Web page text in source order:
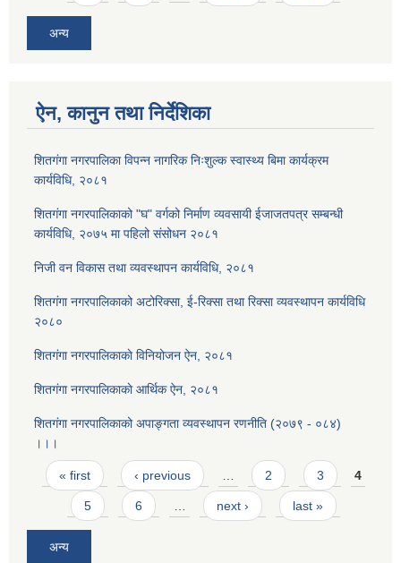
अन्य
ऐन, कानुन तथा निर्देशिका
शितगंगा नगरपालिका विपन्न नागरिक निःशुल्क स्वास्थ्य बिमा कार्यक्रम
कार्यविधि, २०८१
शितगंगा नगरपालिकाको "घ" वर्गको निर्माण व्यवसायी ईजाजतपत्र सम्बन्धी
कार्यविधि, २०७५ मा पहिलो संसोधन २०८१
निजी वन विकास तथा व्यवस्थापन कार्यविधि, २०८१
शितगंगा नगरपालिकाको अटोरिक्सा, ई-रिक्सा तथा रिक्सा व्यवस्थापन कार्यविधि
२०८०
शितगंगा नगरपालिकाकाे विनियोजन ऐन, २०८१
शितगंगा नगरपालिकाकाे आर्थिक ऐन, २०८१
शितगंगा नगरपालिकाको अपाङ्गता व्यवस्थापन रणनीति (२०७९ - ०८४)
।।।
Pages
« first ‹ previous 2 3 4
5 6 next › last »
अन्य